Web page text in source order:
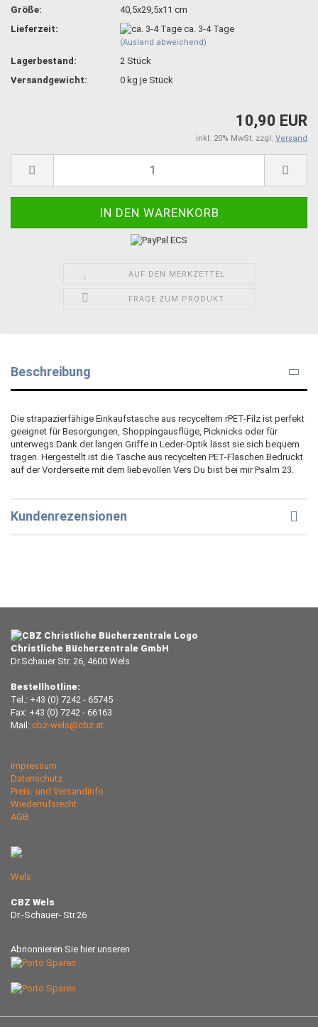
Größe:
40,5x29,5x11 cm
Lieferzeit:
ca. 3-4 Tage
(Ausland abweichend)
Lagerbestand: 2 Stück
Versandgewicht:
0 kg je Stück
10,90 EUR
inkl. 20% MwSt. zzgl. Versand
AUF DEN MERKZETTEL
FRAGE ZUM PRODUKT
Beschreibung
Die strapazierfähige Einkaufstasche aus recyceltem rPET-Filz ist perfekt
geeignet für Besorgungen, Shoppingausflüge, Picknicks oder für
unterwegs.Dank der langen Griffe in Leder-Optik lässt sie sich bequem
tragen. Hergestellt ist die Tasche aus recycelten PET-Flaschen.Bedruckt
auf der Vorderseite mit dem liebevollen Vers Du bist bei mir Psalm 23.
Kundenrezensionen
Christliche Bücherzentrale GmbH
Dr.Schauer Str. 26, 4600 Wels
Bestellhotline:
Tel.: +43 (0) 7242 - 65745
Fax: +43 (0) 7242 - 66163
Mail: cbz-wels@cbz.at
Impressum
Datenschutz
Preis- und Versandinfo
Wiederrufsrecht
AGB
Wels
CBZ Wels
Dr.-Schauer- Str.26
Abnonnieren Sie hier unseren